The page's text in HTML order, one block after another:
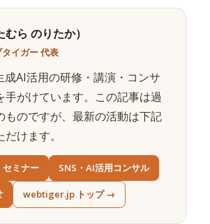
ら のりたか）
イガー 代表
成AI活用の研修・講演・コンサ
手がけています。この記事は過
ものですが、最新の活動は下記
けます。
ミナー SNS・AI活用コンサル
webtiger.jp トップ →